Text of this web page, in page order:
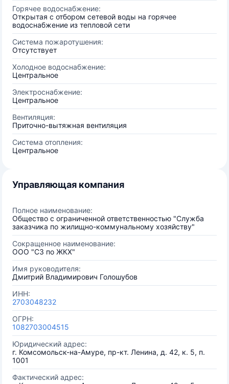
Горячее водоснабжение:
Открытая с отбором сетевой воды на горячее
водоснабжение из тепловой сети
Система пожаротушения:
Отсутствует
Холодное водоснабжение:
Центральное
Электроснабжение:
Центральное
Вентиляция:
Приточно-вытяжная вентиляция
Система отопления:
Центральное
Управляющая компания
Полное наименование:
Общество с ограниченной ответственностью "Служба
заказчика по жилищно-коммунальному хозяйству"
Сокращенное наименование:
ООО "СЗ по ЖКХ"
Имя руководителя:
Дмитрий Владимирович Голошубов
ИНН:
2703048232
ОГРН:
1082703004515
Юридический адрес:
г. Комсомольск-на-Амуре, пр-кт. Ленина, д. 42, к. 5, п.
1001
Фактический адрес: